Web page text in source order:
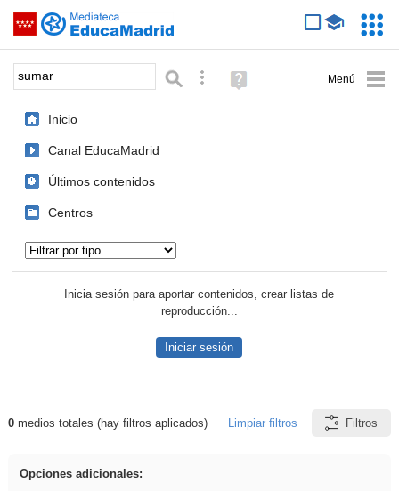
Saltar navegación
Palabra o frase: Búsqueda avanzada
Ayuda
(en
Inicio
Canal EducaMadrid
Últimos contenidos
Centros
Inicia sesión para aportar contenidos, crear listas de
reproducción...
Iniciar sesión
Resultados de: sumar
0medios totales (hay filtros aplicados) Limpiar filtros Filtros
Opciones adicionales: